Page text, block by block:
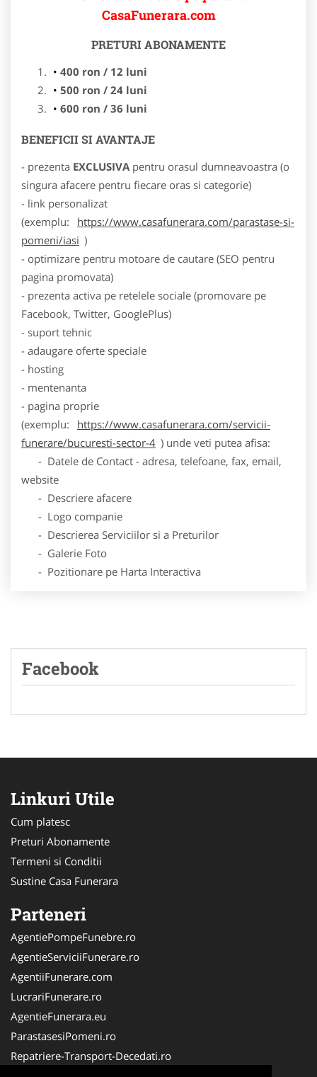
CasaFunerara.com
PRETURI ABONAMENTE
400 ron / 12 luni
500 ron / 24 luni
600 ron / 36 luni
BENEFICII SI AVANTAJE
- prezenta EXCLUSIVA pentru orasul dumneavoastra (o
singura afacere pentru fiecare oras si categorie)
- link personalizat
(exemplu:
https://www.casafunerara.com/parastase-si-
pomeni/iasi )
- optimizare pentru motoare de cautare (SEO pentru
pagina promovata)
- prezenta activa pe retelele sociale (promovare pe
Facebook, Twitter, GooglePlus)
- suport tehnic
- adaugare oferte speciale
- hosting
- mentenanta
- pagina proprie
(exemplu:
https://www.casafunerara.com/servicii-
funerare/bucuresti-sector-4 ) unde veti putea afisa:
- Datele de Contact - adresa, telefoane, fax, email,
website
- Descriere afacere
- Logo companie
- Descrierea Serviciilor si a Preturilor
- Galerie Foto
- Pozitionare pe Harta Interactiva
Facebook
Linkuri Utile
Cum platesc
Preturi Abonamente
Termeni si Conditii
Sustine Casa Funerara
Parteneri
AgentiePompeFunebre.ro
AgentieServiciiFunerare.ro
AgentiiFunerare.com
LucrariFunerare.ro
AgentieFunerara.eu
ParastasesiPomeni.ro
Repatriere-Transport-Decedati.ro